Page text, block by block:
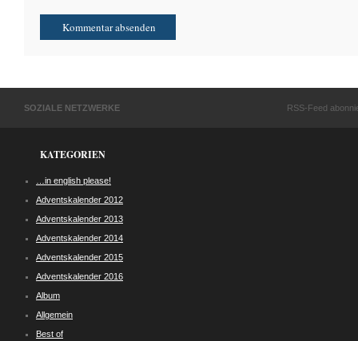
SOZIALE NETZWERKE RSS-Feed
KATEGORIEN
…in english please!
Adventskalender 2012
Adventskalender 2013
Adventskalender 2014
Adventskalender 2015
Adventskalender 2016
Album
Allgemein
Best of